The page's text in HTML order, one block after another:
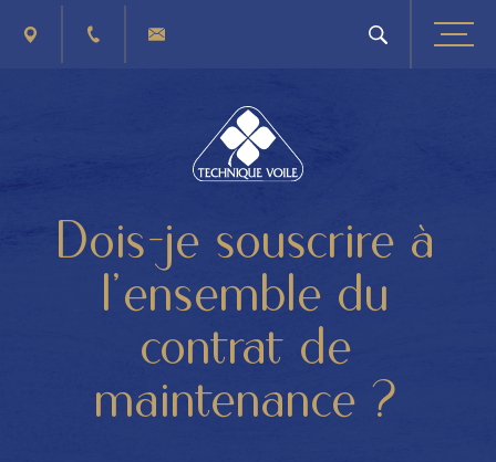
PLAN D'ACCÈS+32 (0) 4 263 40 41
CONTACTEZ-NOUS
Dois-je souscrire à
l’ensemble du
contrat de
maintenance ?